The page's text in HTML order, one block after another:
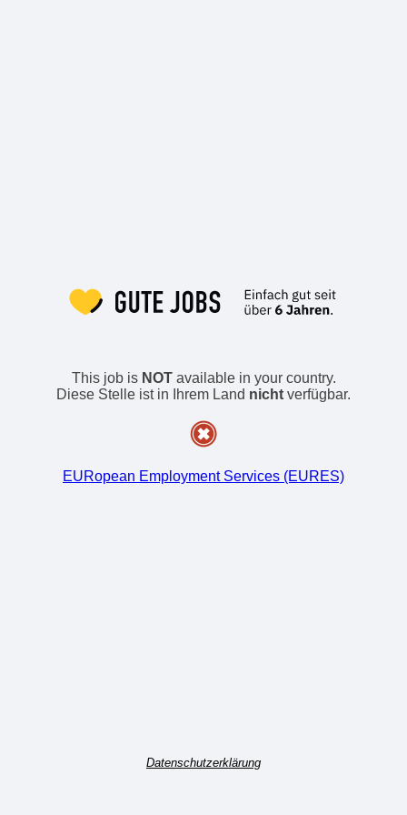
This job is NOTavailable in your country.
Diese Stelle ist in Ihrem Land nicht verfügbar.
EURopean Employment Services (EURES)
Datenschutzerklärung